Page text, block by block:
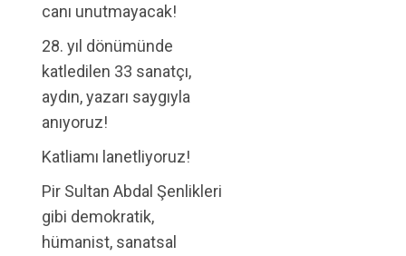
canı unutmayacak!
28. yıl dönümünde
katledilen 33 sanatçı,
aydın, yazarı saygıyla
anıyoruz!
Katliamı lanetliyoruz!
Pir Sultan Abdal Şenlikleri
gibi demokratik,
hümanist, sanatsal